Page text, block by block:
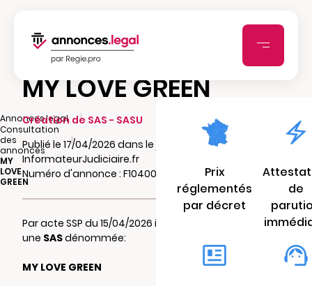
Annonces.legal
|
Consultation
des
annonces
|
MY
LOVE
GREEN
MY LOVE GREEN
Création de SAS - SASU
Publié le 17/04/2026 dans le journal
InformateurJudiciaire.fr
Numéro d'annonce : F10400582qgvi
Par acte SSP du 15/04/2026 il a été constitué
une SASdénommée:
MY LOVE GREEN
Prix
réglementés
par décret
de